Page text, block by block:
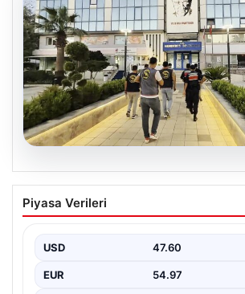
Menderes Belediyesi
Firari Başkan Yardımcısı
soruşturma kapsamında, Belediye Başkan
Rüzgar Sönmez,…
Piyasa Verileri
USD 47.60
EUR 54.97